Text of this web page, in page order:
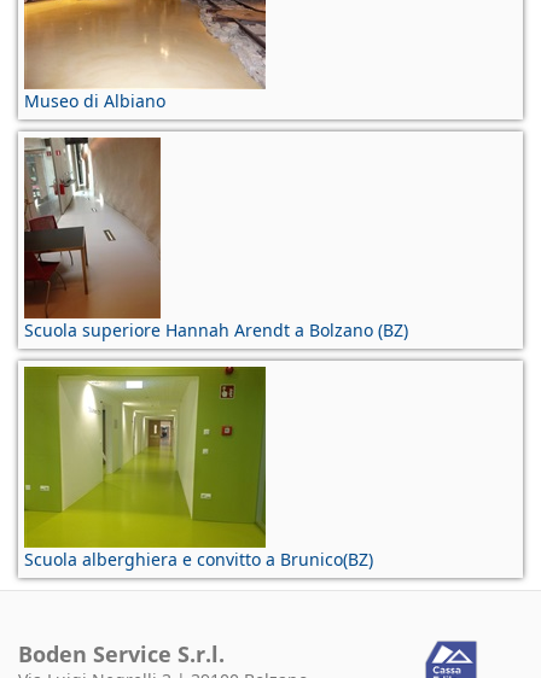
Museo di Albiano
Scuola superiore Hannah Arendt a Bolzano (BZ)
Scuola alberghiera e convitto a Brunico(BZ)
Boden Service S.r.l.